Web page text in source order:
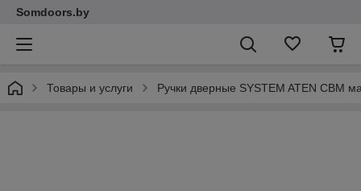
Somdoors.by
Товары и услуги Ручки дверные SYSTEM ATEN CBM